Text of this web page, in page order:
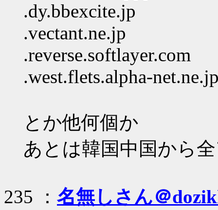
.dy.bbexcite.jp
.vectant.ne.jp
.reverse.softlayer.com
.west.flets.alpha-
とか他何個か
あとは韓国中国から
235 ： 名無しさん＠